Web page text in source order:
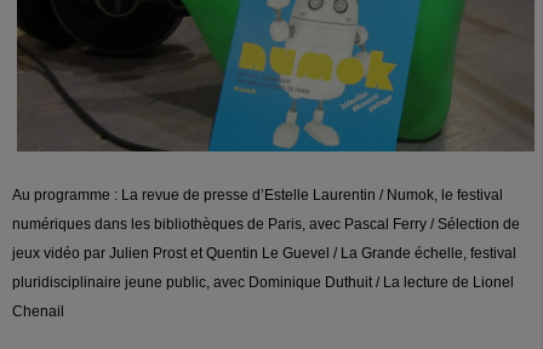
Au programme : La revue de presse d’Estelle Laurentin / Numok, le festival
numériques dans les bibliothèques de Paris, avec Pascal Ferry / Sélection de
jeux vidéo par Julien Prost et Quentin Le Guevel / La Grande échelle, festival
pluridisciplinaire jeune public, avec Dominique Duthuit / La lecture de Lionel
Chenail